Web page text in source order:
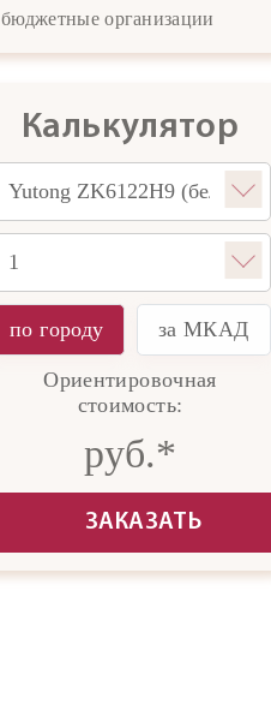
бюджетные организации
Калькулятор
по городу за МКАД
Ориентировочная
стоимость:
руб.*
ЗАКАЗАТЬ